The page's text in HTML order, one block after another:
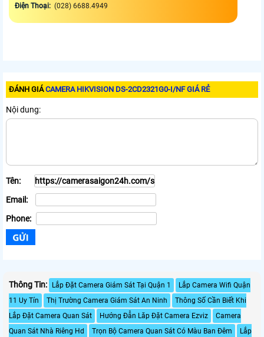
Điện Thoại: (028) 6688.4949
ĐÁNH GIÁCAMERA HIKVISION DS-2CD2321G0-I/NF GIÁ RẺ
Nội dung:
Tên:
Email:
Phone:
Thông Tin: Lắp Đặt Camera Giám Sát Tại Quận 1
Lắp Camera Wifi Quận
11 Uy Tín
Thị Trường Camera Giám Sát An Ninh
Thông Số Cần Biết Khi
Lắp Đặt Camera Quan Sát
Hướng Đẫn Lăp Đặt Camera Ezviz
Camera
Quan Sát Nhà Riêng Hd
Trọn Bộ Camera Quan Sát Có Màu Ban Đêm
Lắp